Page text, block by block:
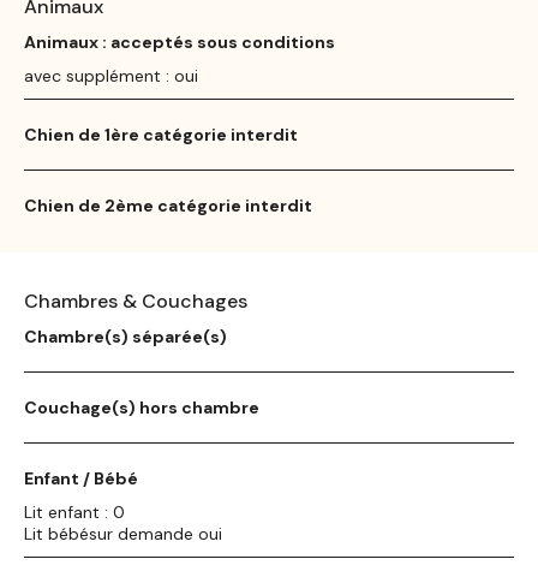
Animaux
Animaux : acceptés sous conditions
avec supplément : oui
Chien de 1ère catégorie interdit
Chien de 2ème catégorie interdit
Chambres & Couchages
Chambre(s) séparée(s)
Couchage(s) hors chambre
Enfant / Bébé
Lit enfant : 0
Lit bébésur demande oui